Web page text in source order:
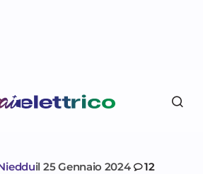
il 25 Gennaio 2024 12